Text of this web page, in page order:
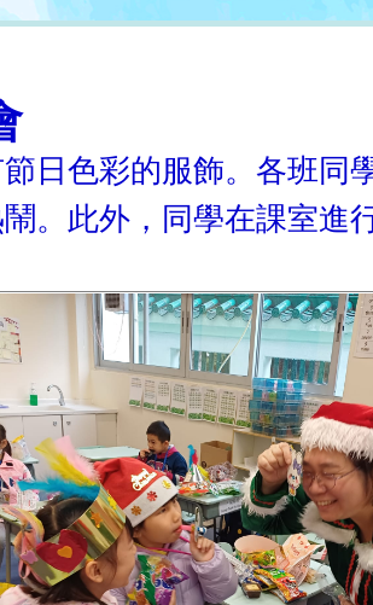
日色彩的服飾。各班同
。此外，同學在課室進